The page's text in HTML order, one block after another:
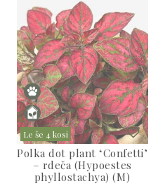
Le še 4 kosi
Polka dot plant ‘Confetti’
– rdeča (Hypoestes
phyllostachya) (M)